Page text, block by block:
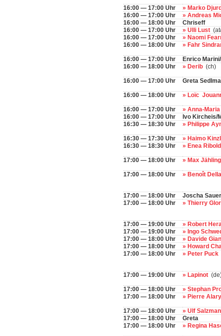
16:00 — 17:00 Uhr
» Marko
16:00 — 17:00 Uhr
» Andreas
16:00 — 18:00 Uhr
Chriseff
16:00 — 17:00 Uhr
» Ulli Lust
16:00 — 17:00 Uhr
» Naomi
16:00 — 18:00 Uhr
» Fahr
16:00 — 17:00 Uhr
Enrico
16:00 — 18:00 Uhr
» Derib (ch)
16:00 — 17:00 Uhr Greta
16:00 — 18:00 Uhr » Loïc
16:00 — 17:00 Uhr
» Anna-
16:00 — 17:00 Uhr
Ivo Kircheis/
16:30 — 18:30 Uhr
» Philippe
16:30 — 17:30 Uhr
» Haimo
16:30 — 18:30 Uhr
» Enea
17:00 — 18:00 Uhr » Max
17:00 — 18:00 Uhr » Benoît
17:00 — 18:00 Uhr
Joscha
17:00 — 18:00 Uhr
» Thierry
17:00 — 19:00 Uhr
» Robert
17:00 — 19:00 Uhr
» Ingo
17:00 — 18:00 Uhr
» Davide
17:00 — 18:00 Uhr
» Howard
17:00 — 18:00 Uhr
» Peter Puck
17:00 — 19:00 Uhr » Lapinot
17:00 — 18:00 Uhr
» Stephan
17:00 — 18:00 Uhr
» Pierre
17:00 — 18:00 Uhr
» Ulf
17:00 — 18:00 Uhr
Greta
17:00 — 18:00 Uhr
» Regina